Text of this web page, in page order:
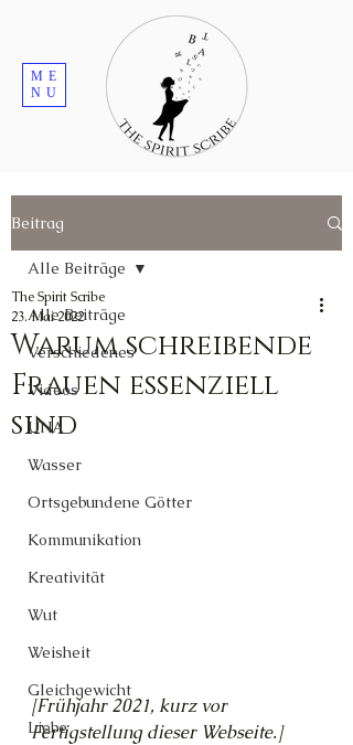
ME
NU
Beitrag
Alle Beiträge
Verschiedenes
Videos
UNA
Wasser
Ortsgebundene Götter
Kommunikation
Kreativität
Wut
Weisheit
Gleichgewicht
Liebe
Alle Beiträge
Warum schreibende
Frauen essenziell
sind
The Spirit Scribe
23. Mai 2022
[Frühjahr 2021, kurz vor
Fertigstellung dieser Webseite.]